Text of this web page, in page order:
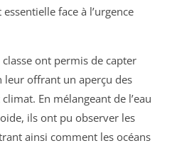
face à l’urgence
ont permis de capter
leur offrant un aperçu des
climat. En mélangeant de l’eau
ils ont pu observer les
ainsi comment les océans